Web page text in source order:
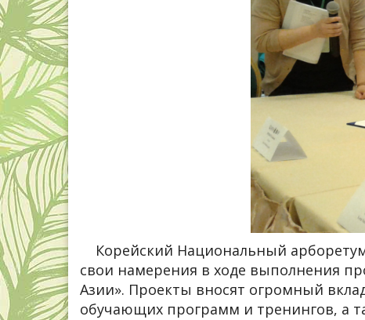
Корейский Национальный арборетум
свои намерения в ходе выполнения
Азии». Проекты вносят огромный
обучающих программ и тренингов, а